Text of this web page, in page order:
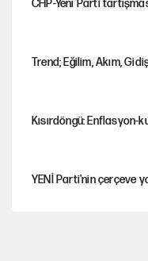
CHP-Yeni Parti
Trend; Eğilim, Akım,
Kısırdöngü: Enflasyon-
YENİ Parti'nin çerçeve